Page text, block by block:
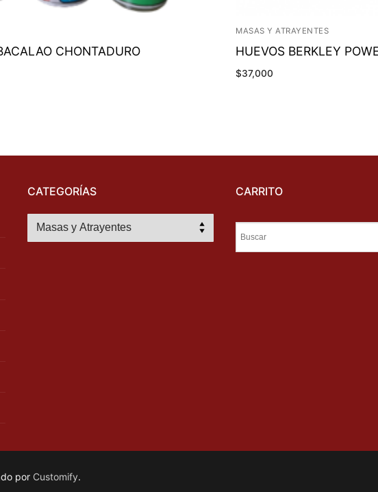
CHONTADURO
MASAS Y ATRAYENTES
HUEVOS BERKLEY
$37,000
CATEGORÍAS CARRITO
por Customify.